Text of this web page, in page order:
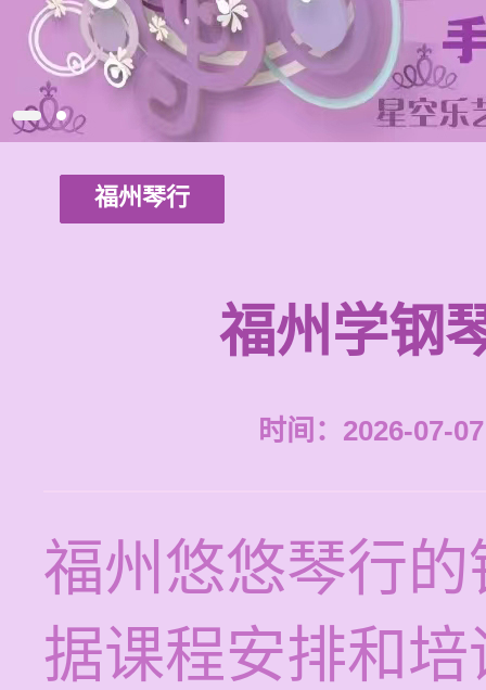
福州琴行
福州学钢
时间：2026-07-
福州悠悠琴行
据课程安排和